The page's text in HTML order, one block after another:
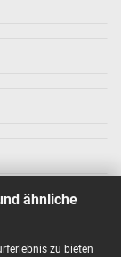
ähnliche
zu bieten